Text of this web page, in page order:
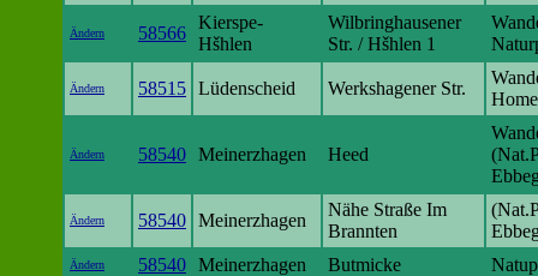
Ändern 58566
Kierspe-
Hšhlen
Wilbringhausener
Str. / Hšhlen 1
Ändern 58515 Lüdenscheid Werkshagener Str.
Ändern 58540 Meinerzhagen Heed
Ändern 58540 Meinerzhagen
Nähe Straße Im
Brannten
Ändern 58540 Meinerzhagen Butmicke